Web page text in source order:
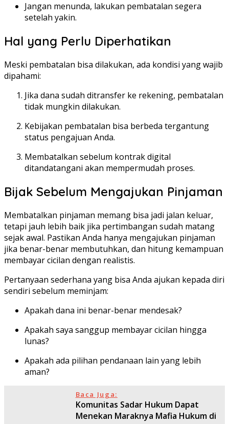
Jangan menunda, lakukan pembatalan segera
setelah yakin.
Hal yang Perlu Diperhatikan
Meski pembatalan bisa dilakukan, ada kondisi yang wajib
dipahami:
Jika dana sudah ditransfer ke rekening, pembatalan
tidak mungkin dilakukan.
Kebijakan pembatalan bisa berbeda tergantung
status pengajuan Anda.
Membatalkan sebelum kontrak digital
ditandatangani akan mempermudah proses.
Bijak Sebelum Mengajukan Pinjaman
Membatalkan pinjaman memang bisa jadi jalan keluar,
tetapi jauh lebih baik jika pertimbangan sudah matang
sejak awal. Pastikan Anda hanya mengajukan pinjaman
jika benar-benar membutuhkan, dan hitung kemampuan
membayar cicilan dengan realistis.
Pertanyaan sederhana yang bisa Anda ajukan kepada diri
sendiri sebelum meminjam:
Apakah dana ini benar-benar mendesak?
Apakah saya sanggup membayar cicilan hingga
lunas?
Apakah ada pilihan pendanaan lain yang lebih
aman?
Baca Juga:
Komunitas Sadar Hukum Dapat
Menekan Maraknya Mafia Hukum di